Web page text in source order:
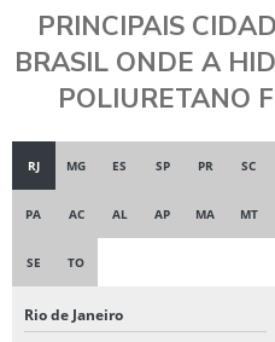
PRINCIPAIS
BRASIL ONDE A
POLIURETANO
RJ MG ES SP PR SC
PA AC AL AP MA MT
SE TO
Rio de Janeiro